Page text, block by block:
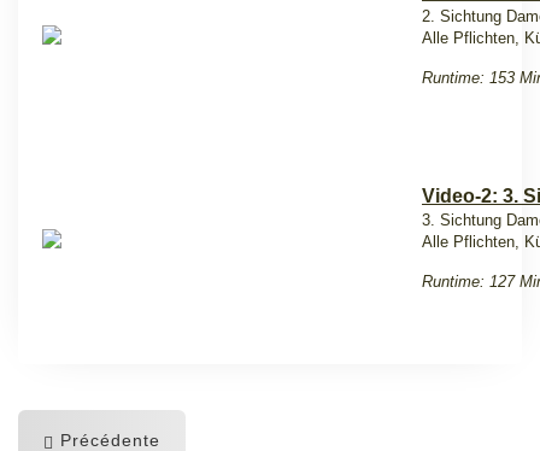
2. Sichtung
Alle Pflichten,
Runtime: 153
Video-2: 3.
3. Sichtung
Alle Pflichten,
Runtime: 127
Précédente